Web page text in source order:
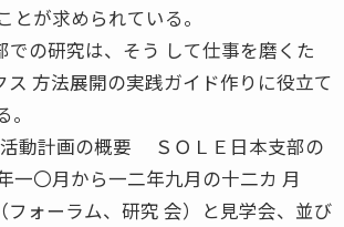
とが求められている。
での研究は、そう して仕事を磨くた
ス 方法展開の実践ガイド作りに役立て
活動計画の概要 ＳＯＬＥ日本支部の
一〇月から一二年九月の十二カ 月
フォーラム、研究 会）と見学会、並び